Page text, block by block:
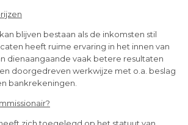
blijven bestaan als de inkomsten stil
heeft ruime ervaring in het innen van
dienaangaande vaak betere resultaten
doorgedreven werkwijze met o.a. beslag
bankrekeningen.